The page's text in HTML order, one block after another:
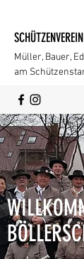
Müller, Bauer,
am